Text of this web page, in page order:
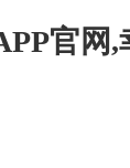
官网